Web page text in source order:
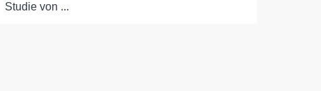
Studie von ...